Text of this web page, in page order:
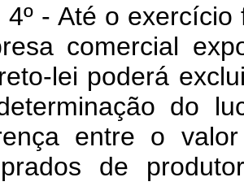
4º - Até o
comercial
lei poderá
do
entre o
de